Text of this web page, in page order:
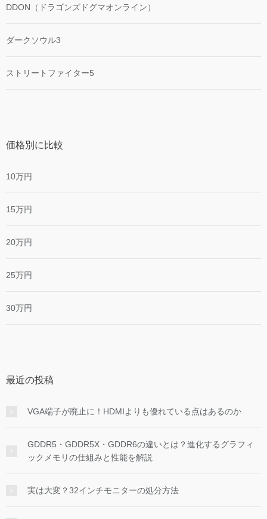
DDON（ドラゴンズドグマオンライン）
ダークソウル3
ストリートファイター5
価格別に比較
10万円
15万円
20万円
25万円
30万円
最近の投稿
VGA端子が廃止に！HDMIよりも優れている点はあるのか
GDDR5・GDDR5X・GDDR6の違いとは？進化するグラフィ
ックメモリの仕組みと性能を解説
実は大変？32インチモニターの処分方法